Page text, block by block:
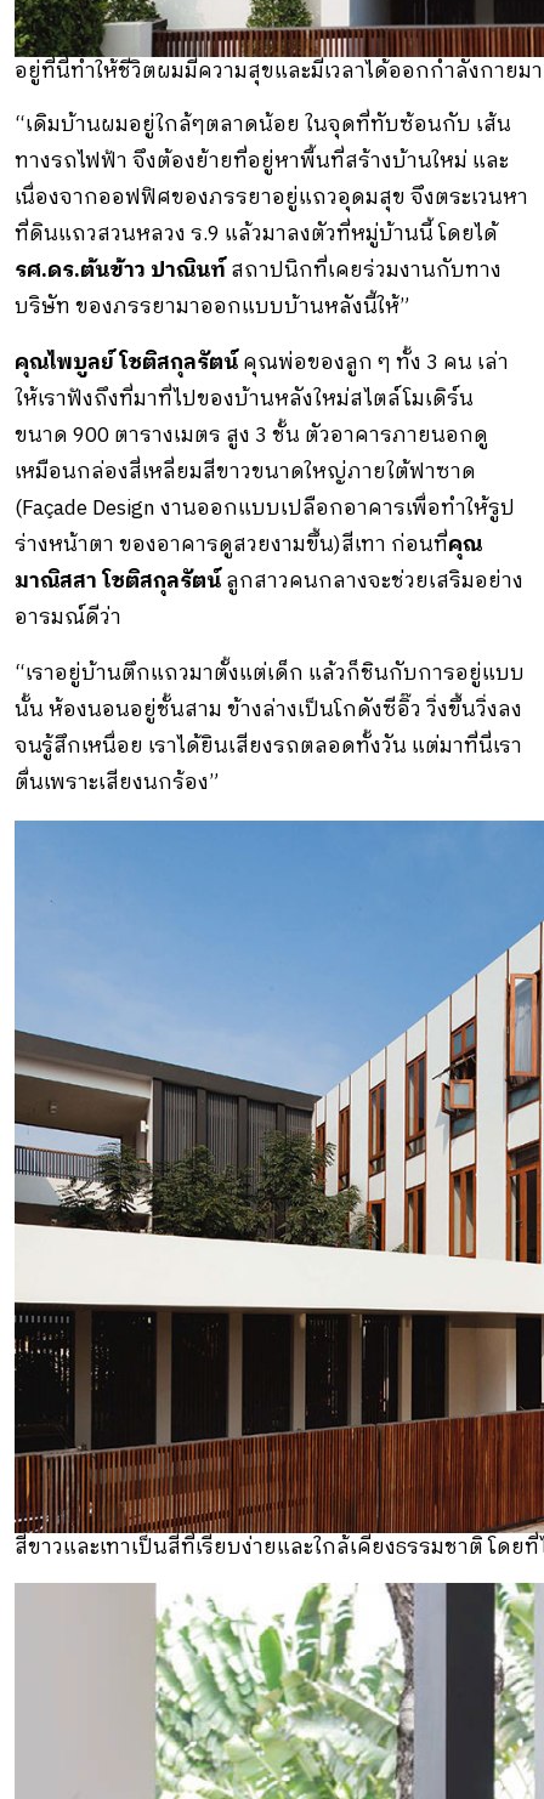
อยู่ที่นี่ทำให้ชีวิตผมมีความสุขและมีเวลาได้ออกกำลังกาย
“เดิมบ้านผมอยู่ใกล้ๆตลาดน้อย ในจุดที่ทับซ้อนกับ เส้น
ทางรถไฟฟ้า จึงต้องย้ายที่อยู่หาพื้นที่สร้างบ้านใหม่ และ
เนื่องจากออฟฟิศของภรรยาอยู่แถวอุดมสุข จึงตระเวนหา
ที่ดินแถวสวนหลวง ร.9 แล้วมาลงตัวที่หมู่บ้านนี้ โดยได้
รศ.ดร.ต้นข้าว ปาณินท์สถาปนิกที่เคยร่วมงานกับทาง
บริษัท ของภรรยามาออกแบบบ้านหลังนี้ให้”
คุณไพบูลย์ โชติสกุลรัตน์คุณพ่อของลูก ๆ ทั้ง 3 คน เล่า
ให้เราฟังถึงที่มาที่ไปของบ้านหลังใหม่สไตล์โมเดิร์น
ขนาด 900 ตารางเมตร สูง 3 ชั้น ตัวอาคารภายนอกดู
เหมือนกล่องสี่เหลี่ยมสีขาวขนาดใหญ่ภายใต้ฟาซาด
(Façade Design งานออกแบบเปลือกอาคารเพื่อทําให้รูป
ร่างหน้าตา ของอาคารดูสวยงามขึ้น)สีเทา ก่อนที่คุณ
มาณิสสา โชติสกุลรัตน์ลูกสาวคนกลางจะช่วยเสริมอย่าง
อารมณ์ดีว่า
“เราอยู่บ้านตึกแถวมาตั้งแต่เด็ก แล้วก็ชินกับการอยู่แบบ
นั้น ห้องนอนอยู่ชั้นสาม ข้างล่างเป็นโกดังซีอิ๊ว วิ่งขึ้นวิ่งลง
จนรู้สึกเหนื่อย เราได้ยินเสียงรถตลอดทั้งวัน แต่มาที่นี่เรา
ตื่นเพราะเสียงนกร้อง”
สีขาวและเทาเป็นสีที่เรียบง่ายและใกล้เคียงธรรมชาติ โด